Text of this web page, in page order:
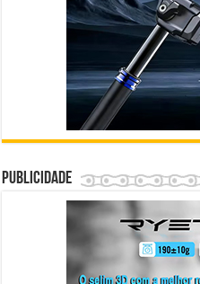
Publicidade